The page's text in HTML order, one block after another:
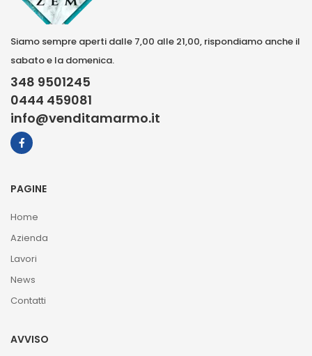
Siamo sempre aperti dalle 7,00 alle 21,00, rispondiamo anche il
sabato e la domenica.
348 9501245
0444 459081
info@venditamarmo.it
PAGINE
Home
Azienda
Lavori
News
Contatti
AVVISO